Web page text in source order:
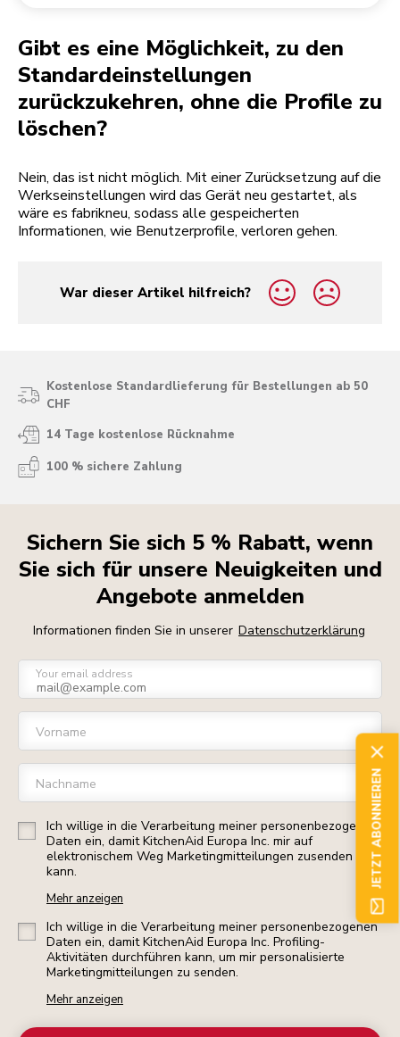
Gibt es eine Möglichkeit, zu den
Standardeinstellungen
zurückzukehren, ohne die Profile zu
löschen?
Nein, das ist nicht möglich. Mit einer Zurücksetzung auf die
Werkseinstellungen wird das Gerät neu gestartet, als
wäre es fabrikneu, sodass alle gespeicherten
Informationen, wie Benutzerprofile, verloren gehen.
War dieser Artikel hilfreich?
yes
no
Kostenlose Standardlieferung für Bestellungen ab 50
CHF
14 Tage kostenlose Rücknahme
100 % sichere Zahlung
Sichern Sie sich 5 % Rabatt, wenn
Sie sich für unsere Neuigkeiten und
Angebote anmelden
Informationen finden Sie in unserer Datenschutzerklärung
Your email address
Vorname
Nachname
Ich willige in die Verarbeitung meiner personenbezogenen
Daten ein, damit KitchenAid Europa Inc. mir auf
elektronischem Weg Marketingmitteilungen zusenden
kann.
Mehr anzeigen
Ich willige in die Verarbeitung meiner personenbezogenen
Daten ein, damit KitchenAid Europa Inc. Profiling-
Aktivitäten durchführen kann, um mir personalisierte
Marketingmitteilungen zu senden.
Mehr anzeigen
JETZT ABONNIEREN